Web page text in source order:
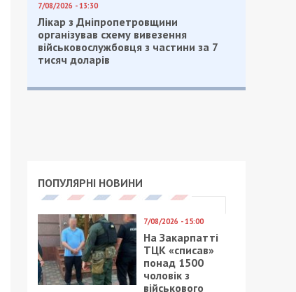
7/08/2026 - 13:30
Лікар з Дніпропетровщини
організував схему вивезення
військовослужбовця з частини за 7
тисяч доларів
ПОПУЛЯРНІ НОВИНИ
7/08/2026 - 15:00
На Закарпатті
ТЦК «списав»
понад 1500
чоловік з
військового